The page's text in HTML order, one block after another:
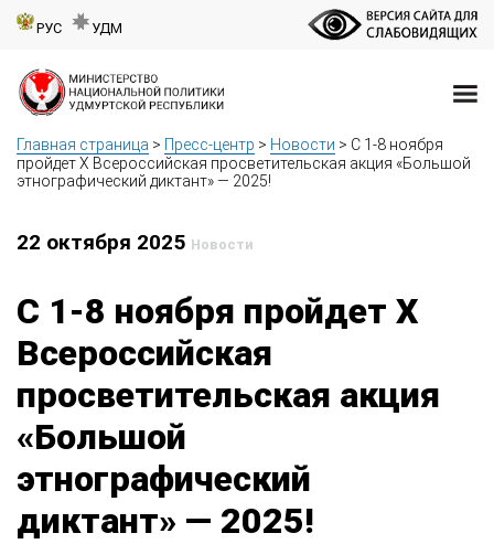
РУС УДМ
Главная страница > Пресс-центр > Новости > С 1-8 ноября
пройдет X Всероссийская просветительская акция «Большой
этнографический диктант» — 2025!
22 октября 2025 Новости
С 1-8 ноября пройдет X
Всероссийская
просветительская акция
«Большой
этнографический
диктант» — 2025!